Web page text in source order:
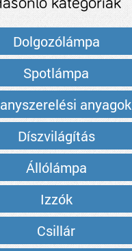
Dolgozólámpa
Spotlámpa
anyagok
Díszvilágítás
Állólámpa
Izzók
Csillár